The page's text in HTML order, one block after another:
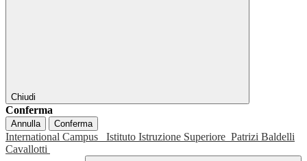
Chiudi
Conferma
Annulla Conferma
International Campus Istituto Istruzione Superiore Patrizi Baldelli
Cavallotti